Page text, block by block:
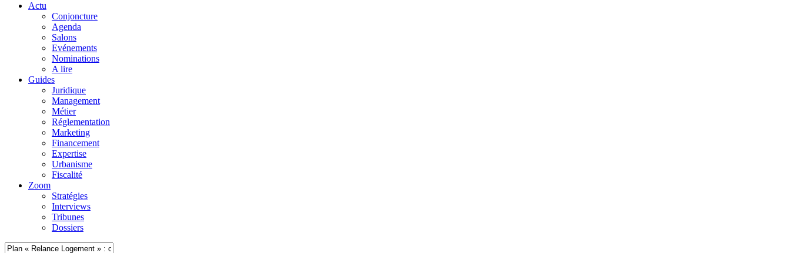
Actu
Conjoncture
Agenda
Salons
Evénements
Nominations
A lire
Guides
Juridique
Management
Métier
Réglementation
Marketing
Financement
Expertise
Urbanisme
Fiscalité
Zoom
Stratégies
Interviews
Tribunes
Dossiers